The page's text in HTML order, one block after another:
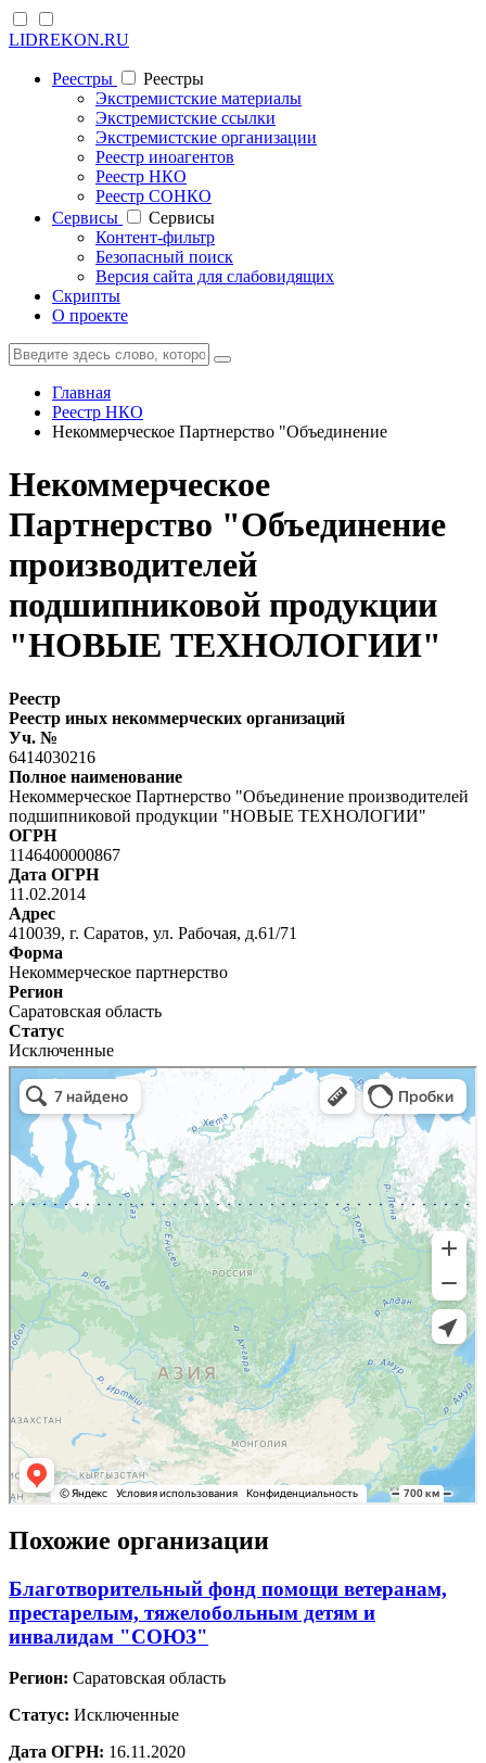
LIDREKON.RU
Реестры
Реестры
Экстремистские материалы
Экстремистские ссылки
Экстремистские организации
Реестр иноагентов
Реестр НКО
Реестр СОНКО
Cервисы
Cервисы
Контент-фильтр
Безопасный поиск
Версия сайта для слабовидящих
Скрипты
О проекте
Главная
Реестр НКО
Некоммерческое Партнерство "Объединение
Некоммерческое
Партнерство "Объединение
производителей
подшипниковой продукции
"НОВЫЕ ТЕХНОЛОГИИ"
Реестр
Реестр иных некоммерческих организаций
Уч. №
6414030216
Полное наименование
Некоммерческое Партнерство "Объединение производителей
подшипниковой продукции "НОВЫЕ ТЕХНОЛОГИИ"
ОГРН
1146400000867
Дата ОГРН
11.02.2014
Адрес
410039, г. Саратов, ул. Рабочая, д.61/71
Форма
Некоммерческое партнерство
Регион
Саратовская область
Статус
Исключенные
Похожие организации
Благотворительный фонд помощи ветеранам,
престарелым, тяжелобольным детям и
инвалидам "СОЮЗ"
Регион: Саратовская область
Статус: Исключенные
Дата ОГРН: 16.11.2020